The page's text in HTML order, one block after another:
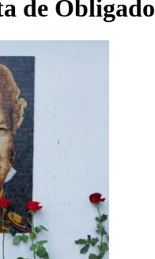
de Obligado